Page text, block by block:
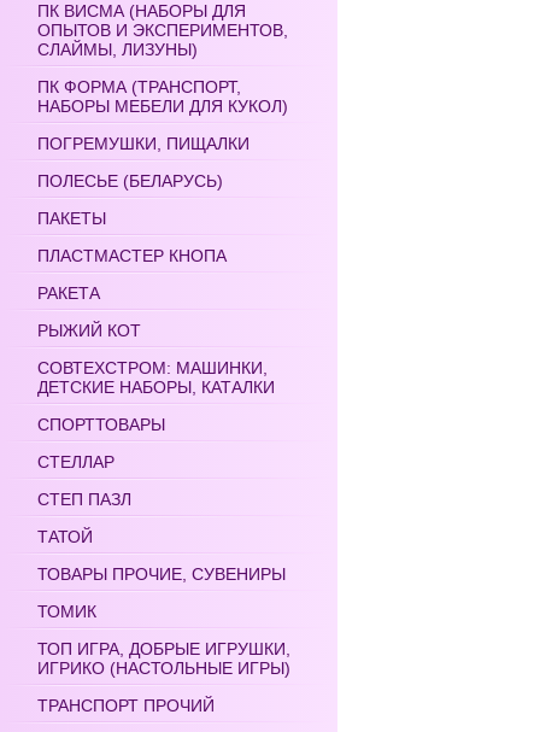
ПК ВИСМА (НАБОРЫ ДЛЯ
ОПЫТОВ И ЭКСПЕРИМЕНТОВ,
СЛАЙМЫ, ЛИЗУНЫ)
ПК ФОРМА (ТРАНСПОРТ,
НАБОРЫ МЕБЕЛИ ДЛЯ КУКОЛ)
ПОГРЕМУШКИ, ПИЩАЛКИ
ПОЛЕСЬЕ (БЕЛАРУСЬ)
ПАКЕТЫ
ПЛАСТМАСТЕР КНОПА
РАКЕТА
РЫЖИЙ КОТ
СОВТЕХСТРОМ: МАШИНКИ,
ДЕТСКИЕ НАБОРЫ, КАТАЛКИ
СПОРТТОВАРЫ
СТЕЛЛАР
СТЕП ПАЗЛ
ТАТОЙ
ТОВАРЫ ПРОЧИЕ, СУВЕНИРЫ
ТОМИК
ТОП ИГРА, ДОБРЫЕ ИГРУШКИ,
ИГРИКО (НАСТОЛЬНЫЕ ИГРЫ)
ТРАНСПОРТ ПРОЧИЙ